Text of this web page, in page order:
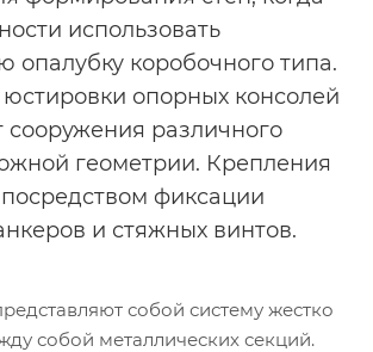
использовать
опалубку коробочного типа.
опорных консолей
сооружения различного
геометрии. Крепления
фиксации
и стяжных винтов.
собой систему жестко
собой металлических секций.